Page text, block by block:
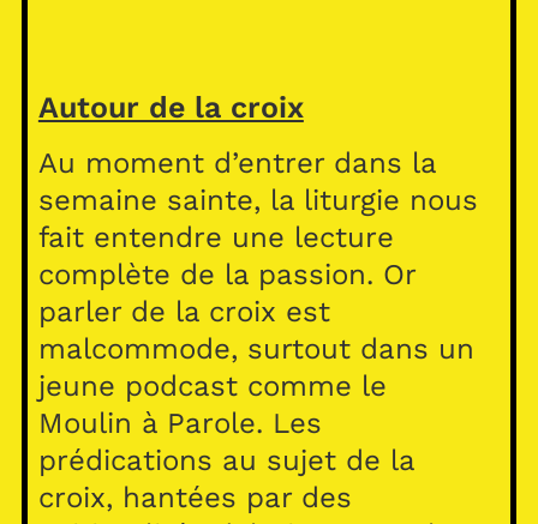
Autour de la croix
Au moment d’entrer dans la
semaine sainte, la liturgie nous
fait entendre une lecture
complète de la passion. Or
parler de la croix est
malcommode, surtout dans un
jeune podcast comme le
Moulin à Parole. Les
prédications au sujet de la
croix, hantées par des